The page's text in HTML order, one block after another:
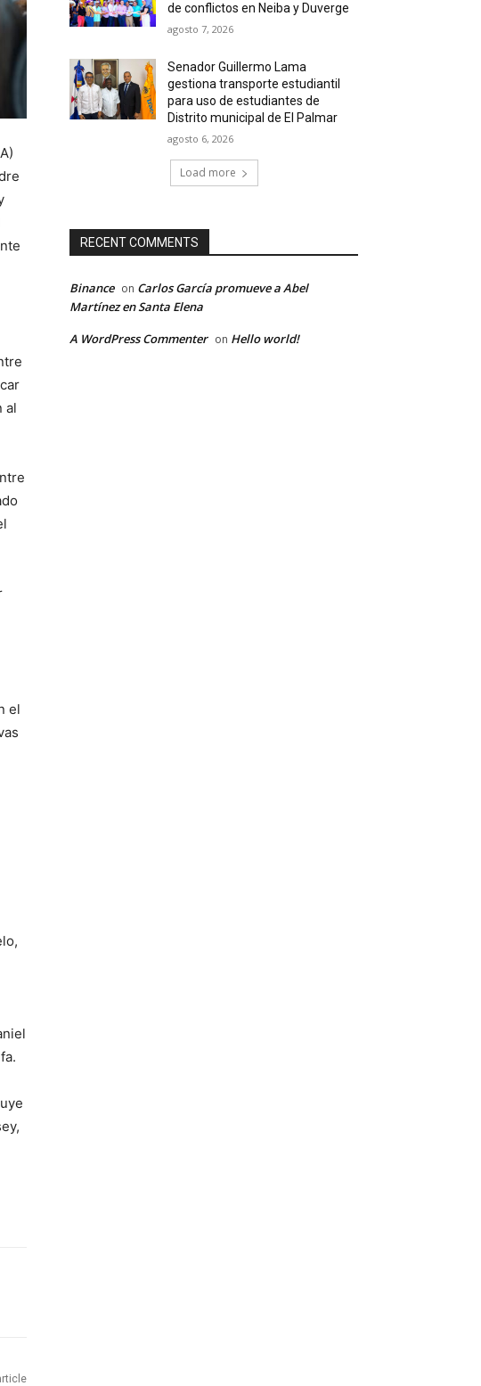
al
el
de conflictos en Neiba y Duverge
agosto 7, 2026
Senador Guillermo Lama
gestiona transporte estudiantil
para uso de estudiantes de
Distrito municipal de El Palmar
agosto 6, 2026
Load more
RECENT COMMENTS
Binance on Carlos García promueve a Abel
Martínez en Santa Elena
A WordPress Commenter on Hello world!